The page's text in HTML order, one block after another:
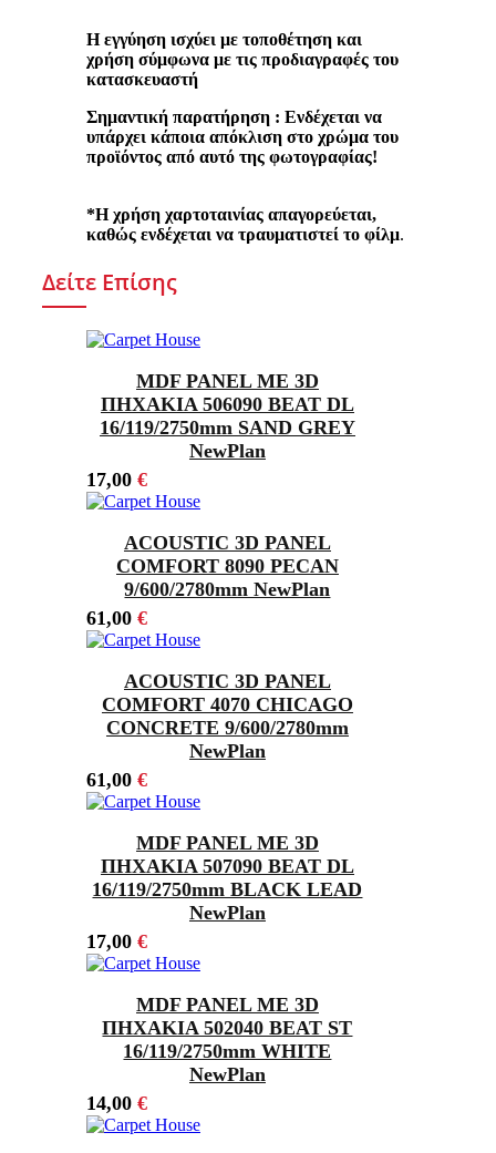
Η εγγύηση ισχύει με τοποθέτηση και
χρήση σύμφωνα με τις προδιαγραφές του
κατασκευαστή
Σημαντική παρατήρηση: Ενδέχεται να
υπάρχει κάποια απόκλιση στο χρώμα του
προϊόντος από αυτό της φωτογραφίας!
*Η χρήση χαρτοταινίας απαγορεύεται,
καθώς ενδέχεται να τραυματιστεί το φίλμ.
Δείτε Επίσης
MDF PANEL ΜΕ 3D
ΠΗΧΑΚΙΑ 506090 BEAT DL
16/119/2750mm SAND GREY
NewPlan
17,00 €
ACOUSTIC 3D PANEL
COMFORT 8090 PECAN
9/600/2780mm NewPlan
61,00 €
ACOUSTIC 3D PANEL
COMFORT 4070 CHICAGO
CONCRETE 9/600/2780mm
NewPlan
61,00 €
MDF PANEL ΜΕ 3D
ΠΗΧΑΚΙΑ 507090 BEAT DL
16/119/2750mm BLACK LEAD
NewPlan
17,00 €
MDF PANEL ΜΕ 3D
ΠΗΧΑΚΙΑ 502040 BEAT ST
16/119/2750mm WHITE
NewPlan
14,00 €